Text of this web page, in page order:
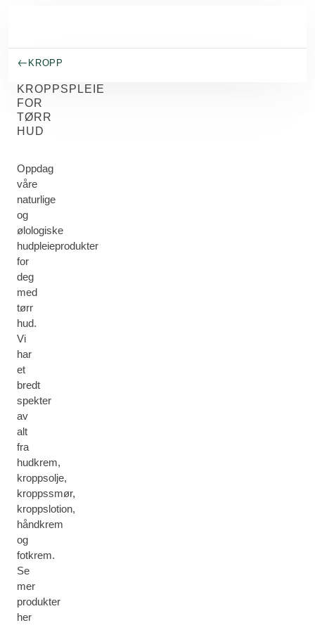
KROPP
KROPPSPLEIE
FOR
TØRR
HUD
Oppdag
våre
naturlige
og
ølologiske
hudpleieprodukter
for
deg
med
tørr
hud.
Vi
har
et
bredt
spekter
av
alt
fra
hudkrem,
kroppsolje,
kroppssmør,
kroppslotion,
håndkrem
og
fotkrem.
Se
mer
produkter
her